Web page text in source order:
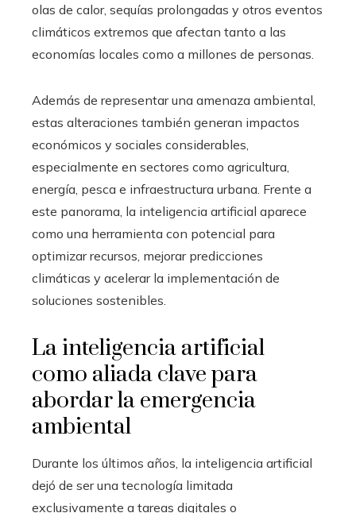
olas de calor, sequías prolongadas y otros eventos
climáticos extremos que afectan tanto a las
economías locales como a millones de personas.
Además de representar una amenaza ambiental,
estas alteraciones también generan impactos
económicos y sociales considerables,
especialmente en sectores como agricultura,
energía, pesca e infraestructura urbana. Frente a
este panorama, la inteligencia artificial aparece
como una herramienta con potencial para
optimizar recursos, mejorar predicciones
climáticas y acelerar la implementación de
soluciones sostenibles.
La inteligencia artificial
como aliada clave para
abordar la emergencia
ambiental
Durante los últimos años, la inteligencia artificial
dejó de ser una tecnología limitada
exclusivamente a tareas digitales o